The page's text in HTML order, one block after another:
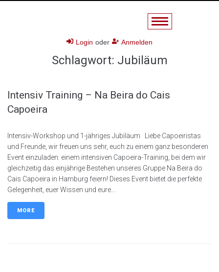
Login oder Anmelden
Schlagwort: Jubiläum
Intensiv Training – Na Beira do Cais
Capoeira
Intensiv-Workshop und 1-jähriges Jubiläum Liebe Capoeiristas
und Freunde, wir freuen uns sehr, euch zu einem ganz besonderen
Event einzuladen: einem intensiven Capoeira-Training, bei dem wir
gleichzeitig das einjährige Bestehen unseres Gruppe Na Beira do
Cais Capoeira in Hamburg feiern! Dieses Event bietet die perfekte
Gelegenheit, euer Wissen und eure...
MORE